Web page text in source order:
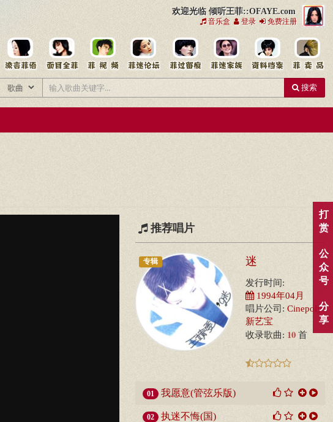
欢迎光临 倾听王菲::OFAYE.com
音乐盒 登录 免费注册
搜索
推荐唱片
专辑 迷
发行时间:
1994年04月
唱片公司: Cinepoly
新艺宝
收录歌曲: 10 首
01 我愿意(管弦乐版)
02 执迷不悔(国)
打
赏
公
众
号
分
享